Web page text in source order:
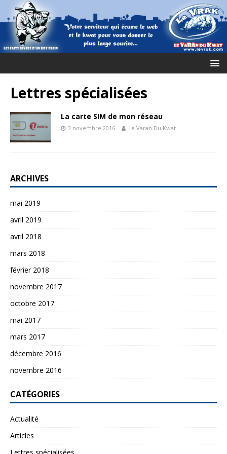
Lettres spécialisées
La carte SIM de mon réseau
3 novembre 2016 Le Varan Du Kwat
ARCHIVES
mai 2019
avril 2019
avril 2018
mars 2018
février 2018
novembre 2017
octobre 2017
mai 2017
mars 2017
décembre 2016
novembre 2016
CATÉGORIES
Actualité
Articles